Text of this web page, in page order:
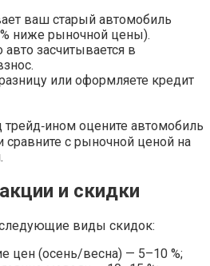
ваш старый автомобиль
ниже рыночной цены).
авто засчитывается в
или оформляете кредит
трейд‑ином оцените автомобиль
сравните с рыночной ценой на
и скидки
виды скидок:
цен (осень/весна) — 5–10 %;